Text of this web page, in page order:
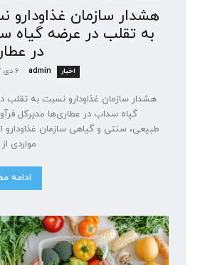
هشدار سازمان غذا‌و‌دارو
به تقلب در عرضه گیاه
در
اخبار admin
- ۶ دی ۱۴۰۳
هشدار سازمان غذا‌و‌دارو نسبت به تقلب
گیاه سداب در عطاری‌ها مدیرکل
طبیعی، سنتی و گیاهی سازمان
مواردی
ادامه